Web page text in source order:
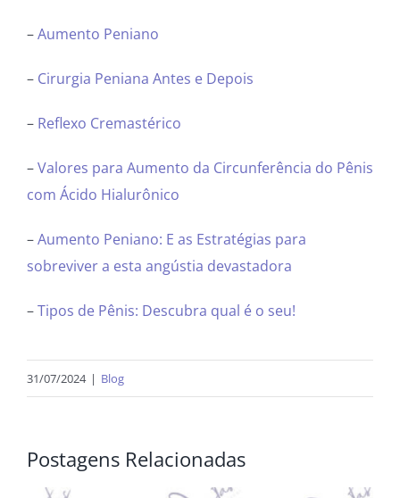
–Aumento Peniano
– Cirurgia Peniana Antes e Depois
– Reflexo Cremastérico
–Valores para Aumento da Circunferência do Pênis
com Ácido Hialurônico
–Aumento Peniano: E as Estratégias para
sobreviver a esta angústia devastadora
–Tipos de Pênis: Descubra qual é o seu!
31/07/2024 | Blog
Postagens Relacionadas